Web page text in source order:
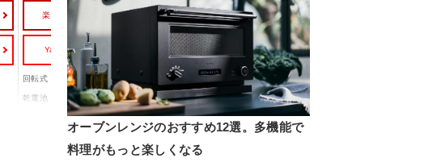
楽天市場
Yahoo!
回転式
乾電池
約30日(1日平均3分
オーブンレンジのおすすめ12選。多機能で
料理がもっと楽しくなる